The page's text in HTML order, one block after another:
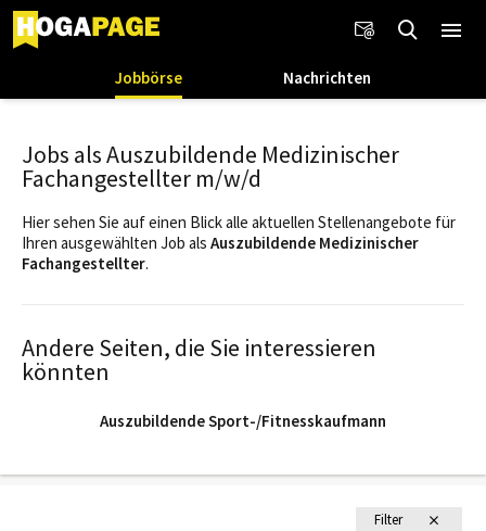
Jobbörse Nachrichten
Filter
Jobs als Auszubildende Medizinischer
Fachangestellter m/w/d
Hier sehen Sie auf einen Blick alle aktuellen Stellenangebote für
Ihren ausgewählten Job als Auszubildende Medizinischer
Fachangestellter.
Andere Seiten, die Sie interessieren
könnten
Auszubildende Sport-/Fitnesskaufmann